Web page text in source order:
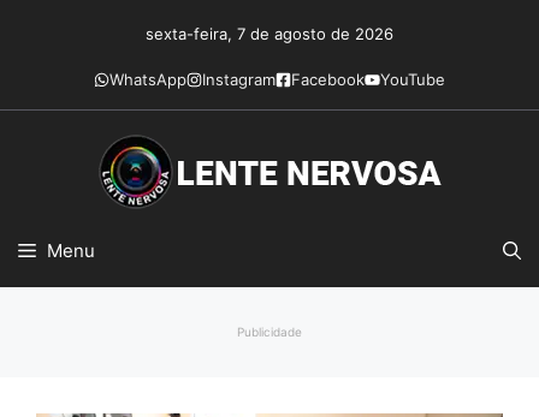
conteúdo
sexta-feira, 7 de agosto de 2026
WhatsApp Instagram Facebook YouTube
Menu
Publicidade